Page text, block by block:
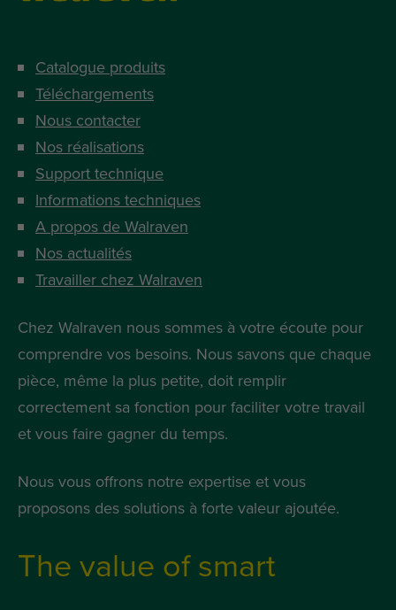
Catalogue produits
Téléchargements
Nous contacter
Nos réalisations
Support technique
Informations techniques
A propos de Walraven
Nos actualités
Travailler chez Walraven
Chez Walraven nous sommes à votre écoute pour
comprendre vos besoins. Nous savons que chaque
pièce, même la plus petite, doit remplir
correctement sa fonction pour faciliter votre travail
et vous faire gagner du temps.
Nous vous offrons notre expertise et vous
proposons des solutions à forte valeur ajoutée.
The value of smart